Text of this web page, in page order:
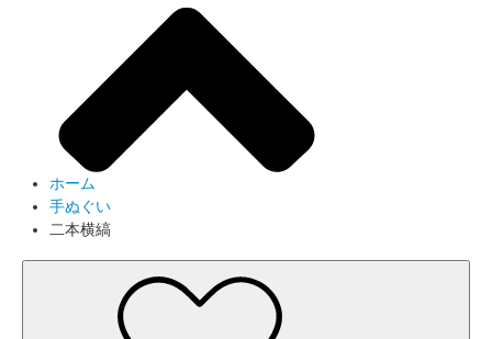
ホーム
手ぬぐい
二本横縞